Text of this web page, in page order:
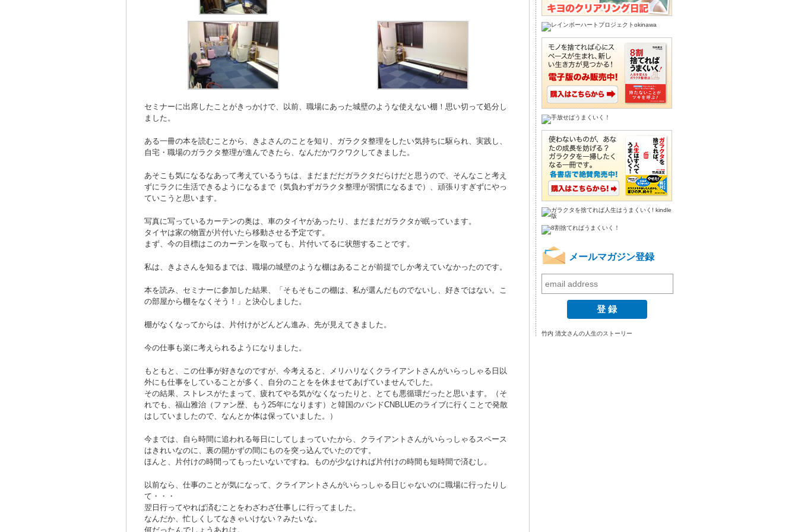
セミナーに出席したことがきっかけで、以前、職場にあった城壁のような使えない棚！思い切って処分し
ました。
ある一冊の本を読むことから、きよさんのことを知り、ガラクタ整理をしたい気持ちに駆られ、実践し、
自宅・職場のガラクタ整理が進んできたら、なんだかワクワクしてきました。
あそこも気になるなあって考えているうちは、まだまだだガラクタだらけだと思うので、そんなこと考え
ずにラクに生活できるようになるまで（気負わずガラクタ整理が習慣になるまで）、頑張りすぎずにやっ
ていこうと思います。
写真に写っているカーテンの奥は、車のタイヤがあったり、まだまだガラクタが眠っています。
タイヤは家の物置が片付いたら移動させる予定です。
まず、今の目標はこのカーテンを取っても、片付いてるに状態することです。
私は、きよさんを知るまでは、職場の城壁のような棚はあることが前提でしか考えていなかったのです。
本を読み、セミナーに参加した結果、「そもそもこの棚は、私が選んだものでないし、好きではない。こ
の部屋から棚をなくそう！」と決心しました。
棚がなくなってからは、片付けがどんどん進み、先が見えてきました。
今の仕事も楽に考えられるようになりました。
もともと、この仕事が好きなのですが、今考えると、メリハリなくクライアントさんがいらっしゃる日以
外にも仕事をしていることが多く、自分のことをを休ませてあげていませんでした。
その結果、ストレスがたまって、疲れてやる気がなくなったりと、とても悪循環だったと思います。（そ
れでも、福山雅治（ファン歴、もう25年になります）と韓国のバンドCNBLUEのライブに行くことで発散
はしていましたので、なんとか体は保っていました。）
今までは、自ら時間に追われる毎日にしてしまっていたから、クライアントさんがいらっしゃるスペース
はきれいなのに、裏の開かずの間にものを突っ込んでいたのです。
ほんと、片付けの時間ってもったいないですね。ものが少なければ片付けの時間も短時間で済むし。
以前なら、仕事のことが気になって、クライアントさんがいらっしゃる日じゃないのに職場に行ったりし
て・・・
翌日行ってやれば済むことをわざわざ仕事しに行ってました。
なんだか、忙しくしてなきゃいけない？みたいな。
何だったんでしょうあれは。
メールマガジン登録
竹内 清文さんの人生のストーリー